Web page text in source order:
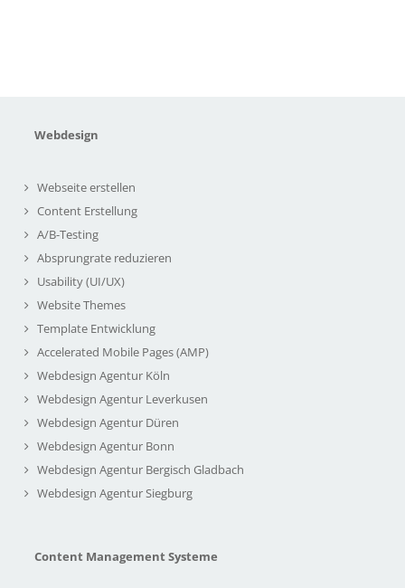
Webdesign
Webseite erstellen
Content Erstellung
A/B-Testing
Absprungrate reduzieren
Usability (UI/UX)
Website Themes
Template Entwicklung
Accelerated Mobile Pages (AMP)
Webdesign Agentur Köln
Webdesign Agentur Leverkusen
Webdesign Agentur Düren
Webdesign Agentur Bonn
Webdesign Agentur Bergisch Gladbach
Webdesign Agentur Siegburg
Content Management Systeme